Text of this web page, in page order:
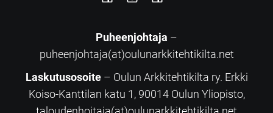
Puheenjohtaja –
puheenjohtaja(at)oulunarkkitehtikilta.net
Laskutusosoite– Oulun Arkkitehtikilta ry. Erkki
Koiso-Kanttilan katu 1, 90014 Oulun Yliopisto,